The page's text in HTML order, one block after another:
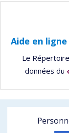
Aide en
Le
données du